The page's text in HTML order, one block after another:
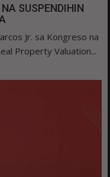
SUSPENDIHIN
Jr. sa Kongreso na
Property Valuation...